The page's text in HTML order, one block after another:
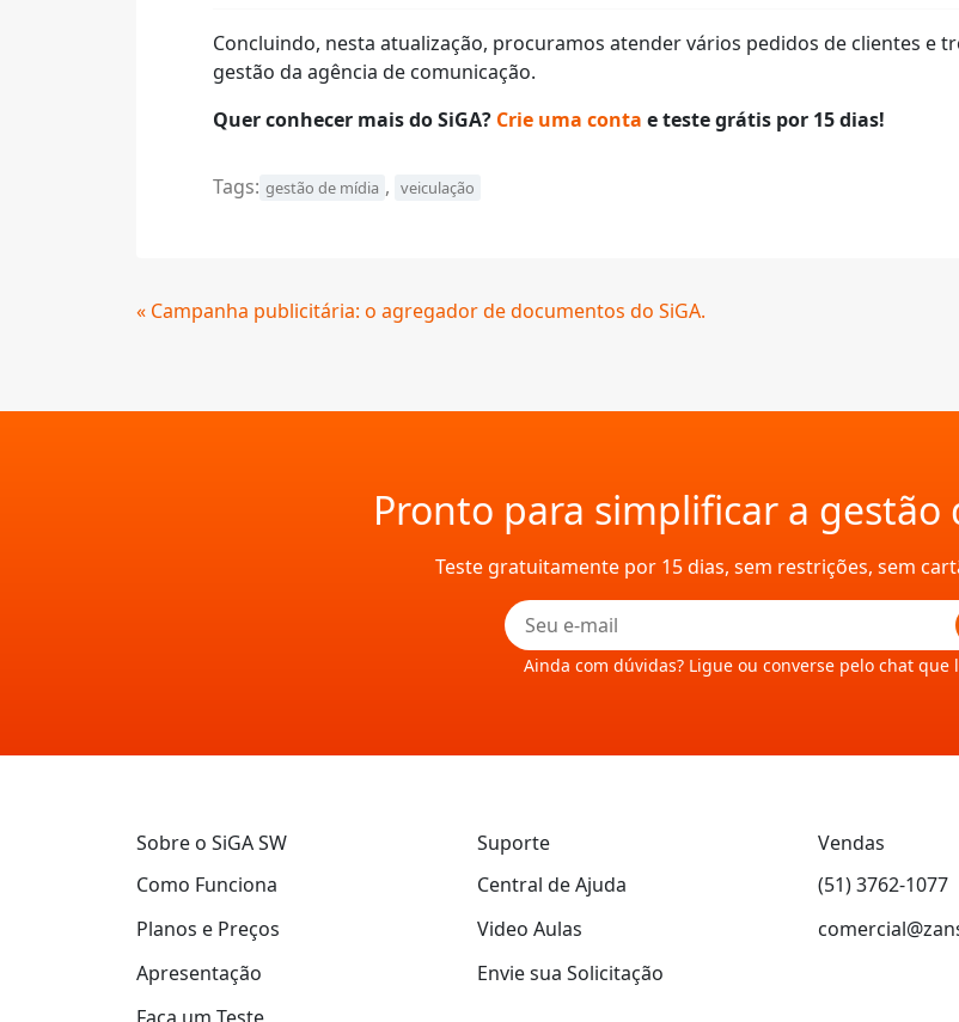
Concluindo, nesta atualização, procuramos atender vários pedidos de clientes e
gestão da agência de comunicação.
Quer conhecer mais do SiGA? Crie uma conta e teste grátis por 15 dias!
Tags: gestão de mídia , veiculação
Continue
Lendo
« Campanha publicitária: o agregador de documentos do SiGA.
Pronto para simplificar a gestão
Teste gratuitamente por 15 dias, sem restrições, sem
Ainda com dúvidas? Ligue ou converse pelo chat que
Sobre o SiGA SW
Como Funciona
Planos e Preços
Apresentação
Suporte
Central de Ajuda
Video Aulas
Envie sua Solicitação
Vendas
(51) 3762-1077